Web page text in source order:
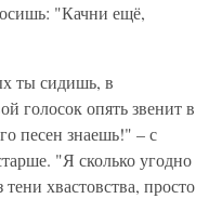
"Качни ещё,
ты сидишь, в
голосок опять звенит в
песен знаешь!" – с
"Я сколько угодно
хвастовства, просто